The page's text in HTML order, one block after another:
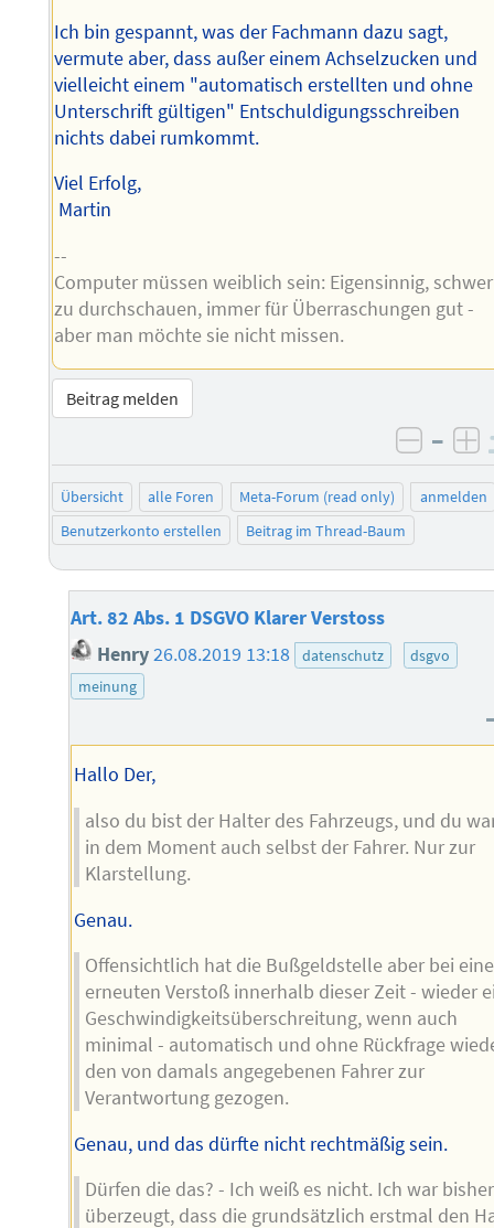
Ich bin gespannt, was der Fachmann dazu sagt,
vermute aber, dass außer einem Achselzucken und
vielleicht einem "automatisch erstellten und ohne
Unterschrift gültigen" Entschuldigungsschreiben
nichts dabei rumkommt.
Viel Erfolg,
Martin
--
Computer müssen weiblich sein: Eigensinnig, schwer
zu durchschauen, immer für Überraschungen gut -
aber man möchte sie nicht missen.
Beitrag melden
–
Übersicht alle Foren Meta-Forum (read only)
anmelden
Benutzerkonto erstellen
Beitrag im Thread-Baum
Art. 82 Abs. 1 DSGVO Klarer Verstoss
Henry26.08.2019 13:18 datenschutz
dsgvo
meinung
Hallo Der,
also du bist der Halter des Fahrzeugs, und du
in dem Moment auch selbst der Fahrer. Nur zur
Klarstellung.
Genau.
Offensichtlich hat die Bußgeldstelle aber bei
erneuten Verstoß innerhalb dieser Zeit - wieder
Geschwindigkeitsüberschreitung, wenn auch
minimal - automatisch und ohne Rückfrage
den von damals angegebenen Fahrer zur
Verantwortung gezogen.
Genau, und das dürfte nicht rechtmäßig sein.
Dürfen die das? - Ich weiß es nicht. Ich war bisher
überzeugt, dass die grundsätzlich erstmal den